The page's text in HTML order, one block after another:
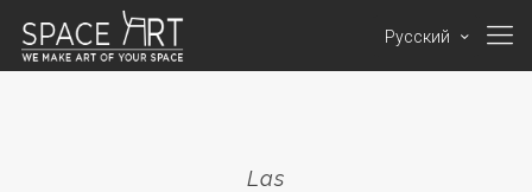
Русский
Las